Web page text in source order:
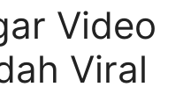
Video
Viral